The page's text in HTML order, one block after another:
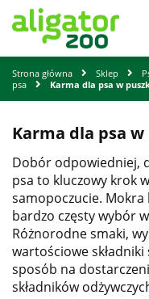
Strona główna Sklep
psa
Karma dla psa w
Karma dla psa w
Dobór odpowiedniej,
psa to kluczowy krok
samopoczucie.
bardzo częsty wybór
Różnorodne smaki,
wartościowe
sposób na
składników